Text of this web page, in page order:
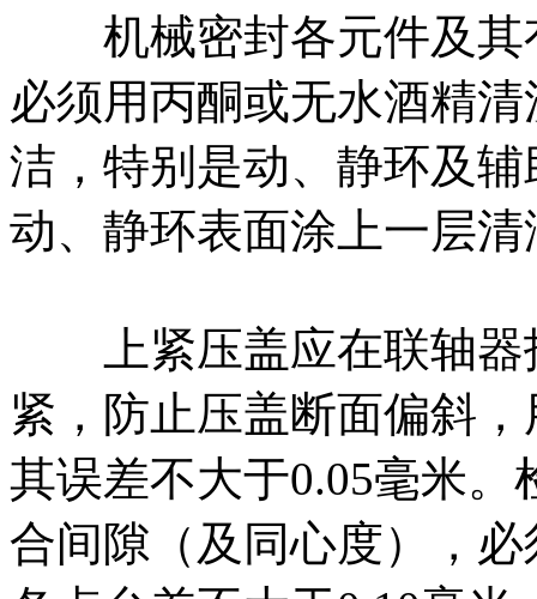
机械密封各元件及其
必须用丙酮或无水酒精
洁，特别是动、静环及
动、静环表面涂上一层
上紧压盖应在联轴器
紧，防止压盖断面偏斜
其误差不大于0.05毫米
合间隙（及同心度），